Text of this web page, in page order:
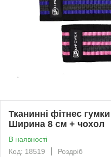
Тканинні фітнес
Ширина 8 см + чохол
В наявності
Код: 18519
Роздріб